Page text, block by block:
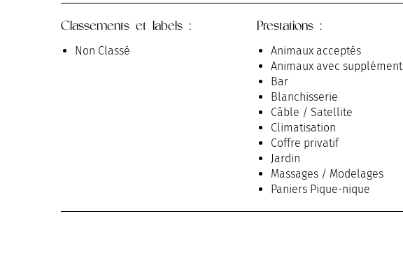
Classements et labels :
Non Classé
Prestations :
Animaux acceptés
Animaux avec supplément
Bar
Blanchisserie
Câble / Satellite
Climatisation
Coffre privatif
Jardin
Massages / Modelages
Paniers Pique-nique